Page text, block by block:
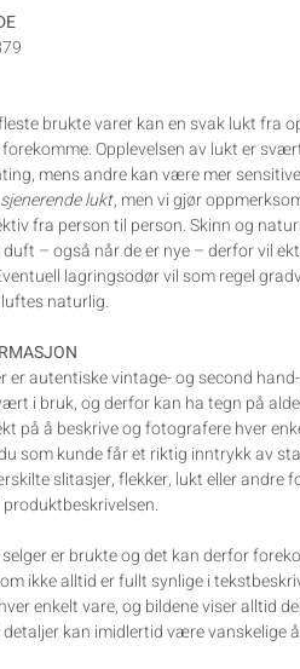
brukte varer kan en svak lukt fra
Opplevelsen av lukt er
mens andre kan være mer
lukt, men vi gjør
fra person til person. Skinn og
duft – også når de er nye – derfor vil
lagringsodør vil som regel
naturlig.
er autentiske vintage- og second
i bruk, og derfor kan ha tegn på
på å beskrive og fotografere hver
som kunde får et riktig inntrykk av
slitasjer, flekker, lukt eller andre
er brukte og det kan derfor
ikke alltid er fullt synlige i
enkelt vare, og bildene viser alltid
kan imidlertid være vanskelige